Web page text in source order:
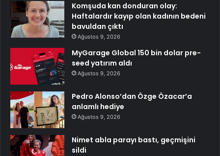
Komşuda kan donduran olay:
Haftalardır kayıp olan kadının bedeni
bavuldan çıktı
Ağustos 9, 2026
MyGarage Global 150 bin dolar pre-
seed yatırım aldı
Ağustos 9, 2026
Pedro Alonso’dan Özge Özacar’a
anlamlı hediye
Ağustos 9, 2026
Nimet abla parayı bastı, geçmişini
sildi